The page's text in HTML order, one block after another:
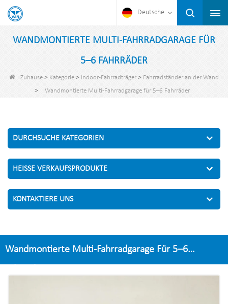
Deutsche
WANDMONTIERTE MULTI-FAHRRADGARAGE FÜR
5–6 FAHRRÄDER
Zuhause > Kategorie > Indoor-Fahrradträger > Fahrradständer an der Wand
> Wandmontierte Multi-Fahrradgarage für 5–6 Fahrräder
DURCHSUCHE KATEGORIEN
HEISSE VERKAUFSPRODUKTE
KONTAKTIERE UNS
Wandmontierte Multi-Fahrradgarage Für 5–6